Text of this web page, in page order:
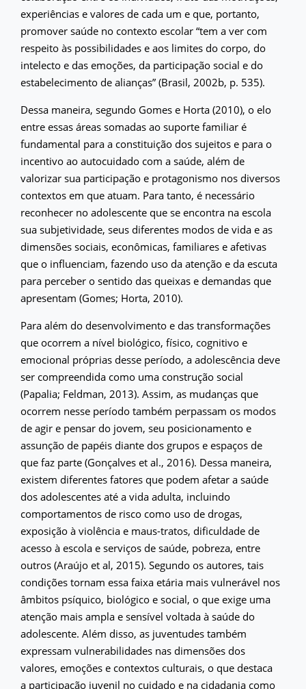
experiências e valores de cada um e que, portanto,
promover saúde no contexto escolar “tem a ver com
respeito às possibilidades e aos limites do corpo, do
intelecto e das emoções, da participação social e do
estabelecimento de alianças” (Brasil, 2002b, p. 535).
Dessa maneira, segundo Gomes e Horta (2010), o elo
entre essas áreas somadas ao suporte familiar é
fundamental para a constituição dos sujeitos e para o
incentivo ao autocuidado com a saúde, além de
valorizar sua participação e protagonismo nos diversos
contextos em que atuam. Para tanto, é necessário
reconhecer no adolescente que se encontra na escola
sua subjetividade, seus diferentes modos de vida e as
dimensões sociais, econômicas, familiares e afetivas
que o influenciam, fazendo uso da atenção e da escuta
para perceber o sentido das queixas e demandas que
apresentam (Gomes; Horta, 2010).
Para além do desenvolvimento e das transformações
que ocorrem a nível biológico, físico, cognitivo e
emocional próprias desse período, a adolescência deve
ser compreendida como uma construção social
(Papalia; Feldman, 2013). Assim, as mudanças que
ocorrem nesse período também perpassam os modos
de agir e pensar do jovem, seu posicionamento e
assunção de papéis diante dos grupos e espaços de
que faz parte (Gonçalves et al., 2016). Dessa maneira,
existem diferentes fatores que podem afetar a saúde
dos adolescentes até a vida adulta, incluindo
comportamentos de risco como uso de drogas,
exposição à violência e maus-tratos, dificuldade de
acesso à escola e serviços de saúde, pobreza, entre
outros (Araújo et al, 2015). Segundo os autores, tais
condições tornam essa faixa etária mais vulnerável nos
âmbitos psíquico, biológico e social, o que exige uma
atenção mais ampla e sensível voltada à saúde do
adolescente. Além disso, as juventudes também
expressam vulnerabilidades nas dimensões dos
valores, emoções e contextos culturais, o que destaca
a participação juvenil no cuidado e na cidadania como